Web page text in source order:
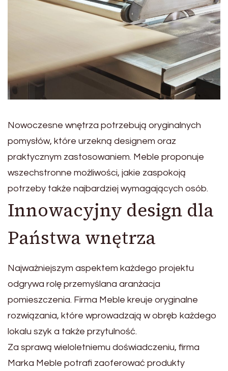
Nowoczesne wnętrza potrzebują oryginalnych
pomysłów, które urzekną designem oraz
praktycznym zastosowaniem. Meble proponuje
wszechstronne możliwości, jakie zaspokoją
potrzeby także najbardziej wymagających osób.
Innowacyjny design dla
Państwa wnętrza
Najważniejszym aspektem każdego projektu
odgrywa rolę przemyślana aranżacja
pomieszczenia. Firma Meble kreuje oryginalne
rozwiązania, które wprowadzają w obręb każdego
lokalu szyk a także przytulność.
Za sprawą wieloletniemu doświadczeniu, firma
Marka Meble potrafi zaoferować produkty